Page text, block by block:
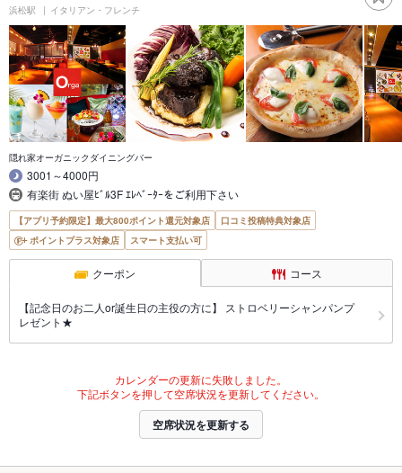
浜松駅 イタリアン・フレンチ
隠れ家オーガニックダイニングバー
3001～4000円
有楽街 ぬい屋ﾋﾞﾙ3F ｴﾚﾍﾞｰﾀｰをご利用下さい
【アプリ予約限定】最大800ポイント還元対象店
口コミ投稿特典対象店
ポイントプラス対象店
スマート支払い可
クーポン コース
【記念日のお二人or誕生日の主役の方に】 ストロベリーシャンパンプ
レゼント★
カレンダーの更新に失敗しました。
下記ボタンを押して空席状況を更新してください。
空席状況を更新する